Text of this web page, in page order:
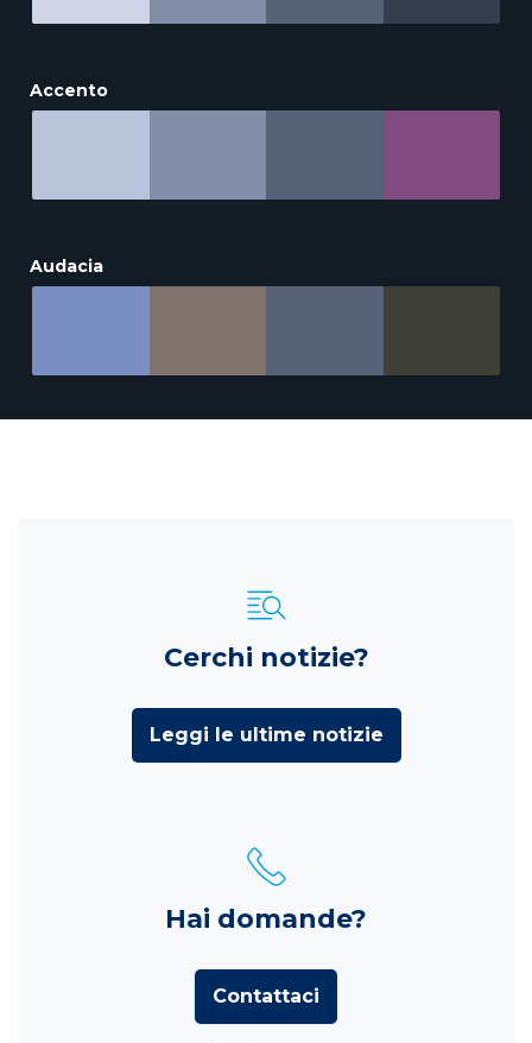
Accento
Audacia
Cerchi notizie?
Leggi le ultime notizie
Hai domande?
Contattaci